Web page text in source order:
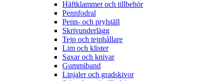
Häftklammer och tillbehör
Pennfodral
Penn- och prylställ
Skrivunderlägg
Tejp och tejphållare
Lim och klister
Saxar och knivar
Gummiband
Linjaler och gradskivor